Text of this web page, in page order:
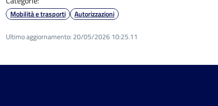
Mobilità e trasporti Autorizzazioni
Ultimo aggiornamento: 20/05/2026 10:25.11